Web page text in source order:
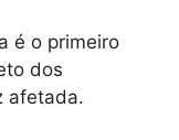
é o primeiro
dos
afetada.